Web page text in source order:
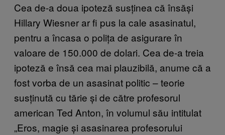
Cea de-a doua ipoteză susținea că însăși
Hillary Wiesner ar fi pus la cale asasinatul,
pentru a încasa o polița de asigurare în
valoare de 150.000 de dolari. Cea de-a treia
ipoteză e însă cea mai plauzibilă, anume că a
fost vorba de un asasinat politic – teorie
susținută cu tărie și de către profesorul
american Ted Anton, în volumul său intitulat
„Eros, magie și asasinarea profesorului